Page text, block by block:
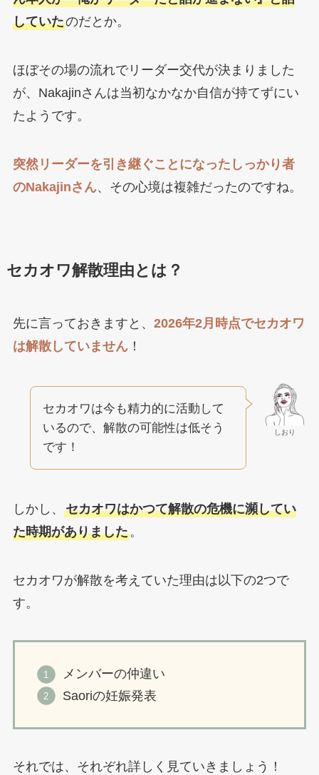
していたのだとか。
ほぼその場の流れでリーダー交代が決まりました
が、Nakajinさんは当初なかなか自信が持てずにい
たようです。
突然リーダーを引き継ぐことになったしっかり者
のNakajinさん、その心境は複雑だったのですね。
セカオワ解散理由とは？
先に言っておきますと、 2026年2月時点でセカオワ
は解散していません！
しおり
セカオワは今も精力的に活動して
いるので、解散の可能性は低そう
です！
しかし、 セカオワはかつて解散の危機に瀕してい
た時期がありました。
セカオワが解散を考えていた理由は以下の2つで
す。
メンバーの仲違い
Saoriの妊娠発表
それでは、それぞれ詳しく見ていきましょう！